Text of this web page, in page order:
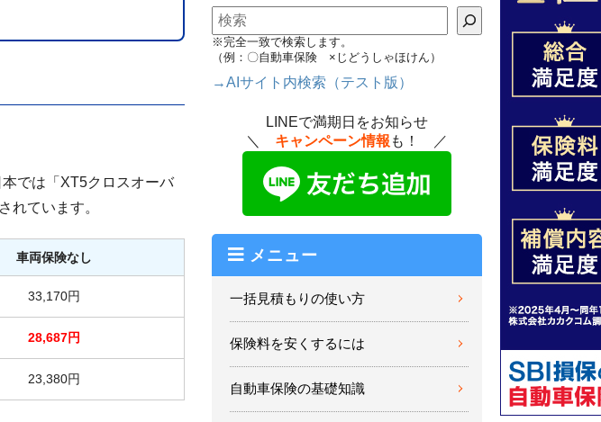
では「XT5クロスオーバ
れています。
車両保険なし
33,170円
28,687円
23,380円
検索
※完全一致で検索します。
（例：〇自動車保険 ×じどうしゃほけん）
→AIサイト内検索（テスト版）
LINEで満期日をお知らせ
＼ キャンペーン情報 も！ ／
メニュー
一括見積もりの使い方
保険料を安くするには
自動車保険の基礎知識